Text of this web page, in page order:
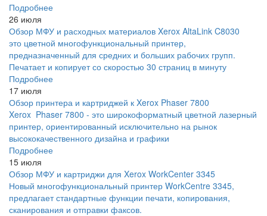
Подробнее
26 июля
Обзор МФУ и расходных материалов Xerox AltaLink C8030
это цветной многофункциональный принтер,
предназначенный для средних и больших рабочих групп.
Печатает и копирует со скоростью 30 страниц в минуту
Подробнее
17 июля
Обзор принтера и картриджей к Xerox Phaser 7800
Xerox Phaser 7800 - это широкоформатный цветной лазерный
принтер, ориентированный исключительно на рынок
высококачественного дизайна и графики
Подробнее
15 июля
Обзор МФУ и картриджи для Xerox WorkCenter 3345
Новый многофункциональный принтер WorkCentre 3345,
предлагает стандартные функции печати, копирования,
сканирования и отправки факсов.